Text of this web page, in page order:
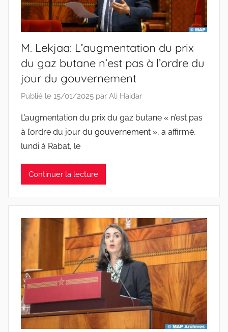
M. Lekjaa: L’augmentation du prix
du gaz butane n’est pas à l’ordre du
jour du gouvernement
Publié le 15/01/2025 par Ali Haidar
L’augmentation du prix du gaz butane « n’est pas
à l’ordre du jour du gouvernement », a affirmé,
lundi à Rabat, le
Continuer la lecture